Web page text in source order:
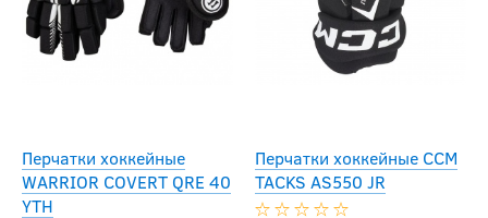
Перчатки хоккейные
WARRIOR COVERT QRE 40
YTH
Перчатки хоккейные CCM
TACKS AS550 JR